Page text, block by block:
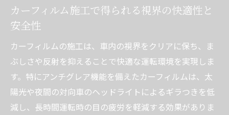
を解説
の特徴
アンチグレアカーフィルムで運転時のまぶ
しさを軽減
カーフィルム施工で得られる視界の快適性と
安全性
カーフィルムの施工は、車内の視界をクリアに保ち、ま
ぶしさや反射を抑えることで快適な運転環境を実現しま
す。特にアンチグレア機能を備えたカーフィルムは、太
陽光や夜間の対向車のヘッドライトによるギラつきを低
減し、長時間運転時の目の疲労を軽減する効果がありま